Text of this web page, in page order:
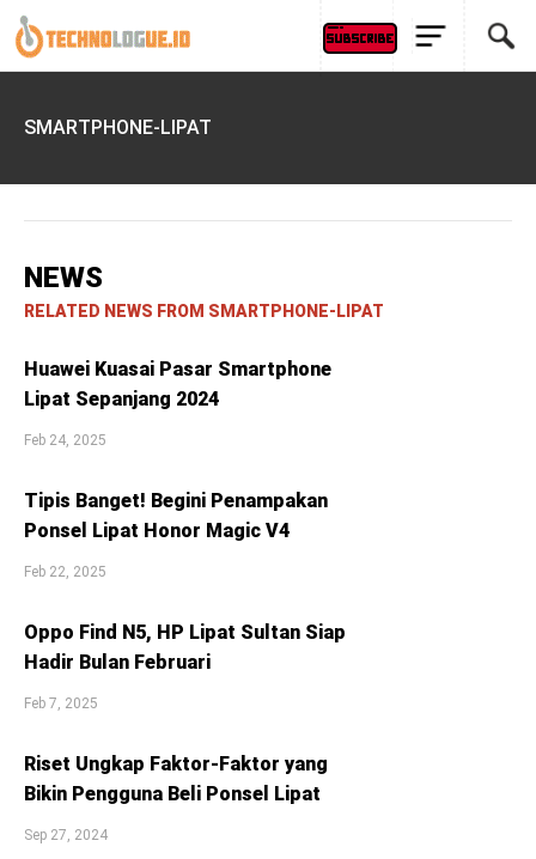
SMARTPHONE-LIPAT
NEWS
RELATED NEWS FROM SMARTPHONE-LIPAT
Huawei Kuasai Pasar Smartphone
Lipat Sepanjang 2024
Feb 24, 2025
Tipis Banget! Begini Penampakan
Ponsel Lipat Honor Magic V4
Feb 22, 2025
Oppo Find N5, HP Lipat Sultan Siap
Hadir Bulan Februari
Feb 7, 2025
Riset Ungkap Faktor-Faktor yang
Bikin Pengguna Beli Ponsel Lipat
Sep 27, 2024